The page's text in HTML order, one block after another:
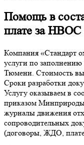
Помощь в
плате за
Компания «Стандарт
услуги по
Тюмени. Стоимость
Сроки разработки
Услугу оказываем в
приказом
журналы движения
сопроводительных
(договоры, ЖДО,